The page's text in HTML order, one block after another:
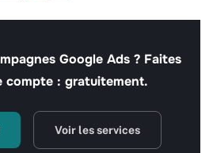
Google Ads ? Faites
compte : gratuitement.
Voir les services